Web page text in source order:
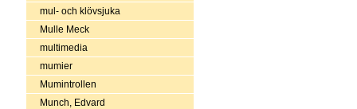
mul- och klövsjuka
Mulle Meck
multimedia
mumier
Mumintrollen
Munch, Edvard